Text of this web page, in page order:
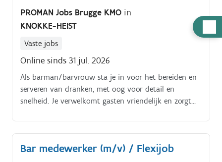
PROMAN Jobs Brugge KMO in
KNOKKE-HEIST
Vaste jobs
Online sinds 31 jul. 2026
Als barman/barvrouw sta je in voor het bereiden en
serveren van dranken, met oog voor detail en
snelheid. Je verwelkomt gasten vriendelijk en zorgt
en werkt nauw samen met je collega’s.
Gasttevredenheid staat altijd op de eerste plaats.
Bar medewerker (m/v) / Flexijob